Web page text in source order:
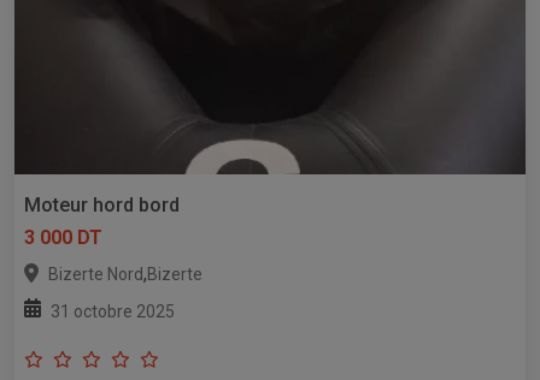
Moteur hord bord
3 000 DT
Bizerte Nord,Bizerte
31 octobre 2025